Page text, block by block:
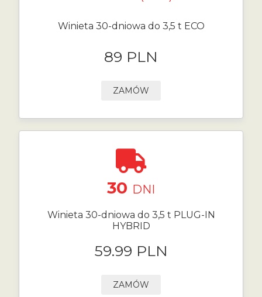
Winieta 30-dniowa do 3,5 t ECO
89 PLN
ZAMÓW
30 DNI
Winieta 30-dniowa do 3,5 t PLUG-IN
HYBRID
59.99 PLN
ZAMÓW